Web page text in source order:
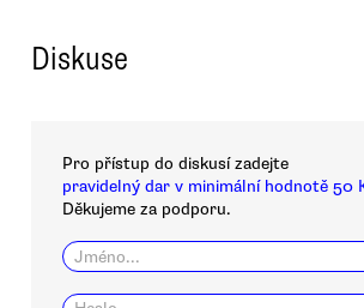
Diskuse
Pro přístup do diskusí zadejte
pravidelný dar v minimální hodnotě 50
Děkujeme za podporu.